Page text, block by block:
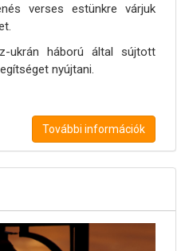
verses estünkre várjuk
ukrán háború által sújtott
nyújtani.
További információk